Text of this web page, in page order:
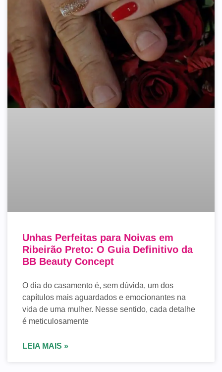
Unhas Perfeitas para Noivas em
Ribeirão Preto: O Guia Definitivo da
BB Beauty Concept
O dia do casamento é, sem dúvida, um dos
capítulos mais aguardados e emocionantes na
vida de uma mulher. Nesse sentido, cada detalhe
é meticulosamente
LEIA MAIS »